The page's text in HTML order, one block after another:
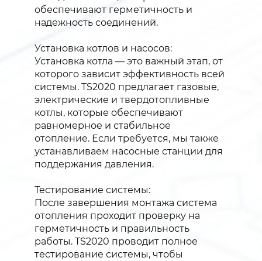
обеспечивают герметичность и
надёжность соединений.
Установка котлов и насосов:
Установка котла — это важный этап, от
которого зависит эффективность всей
системы. TS2020 предлагает газовые,
электрические и твердотопливные
котлы, которые обеспечивают
равномерное и стабильное
отопление. Если требуется, мы также
устанавливаем насосные станции для
поддержания давления.
Тестирование системы:
После завершения монтажа система
отопления проходит проверку на
герметичность и правильность
работы. TS2020 проводит полное
тестирование системы, чтобы